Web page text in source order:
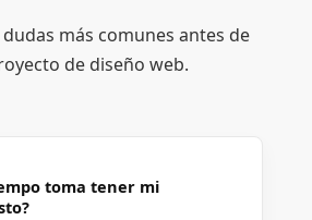
más comunes antes de
de diseño web.
toma tener mi